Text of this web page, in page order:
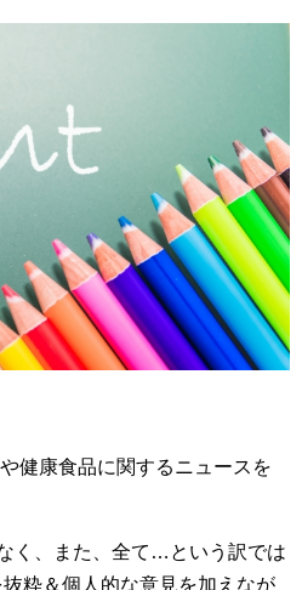
健康食品に関するニュースを
く、また、全て…という訳では
粋＆個人的な意見を加えなが